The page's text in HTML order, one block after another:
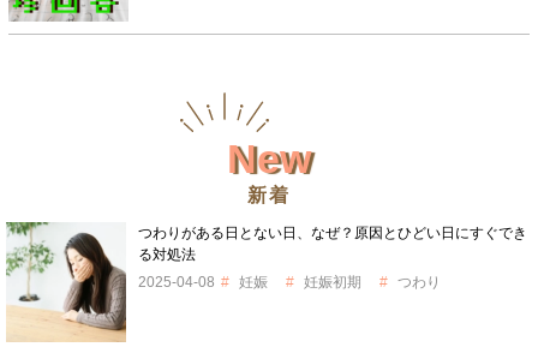
New
新着
つわりがある日とない日、なぜ？原因とひどい日にすぐでき
る対処法
2025-04-08
妊娠 妊娠初期 つわり